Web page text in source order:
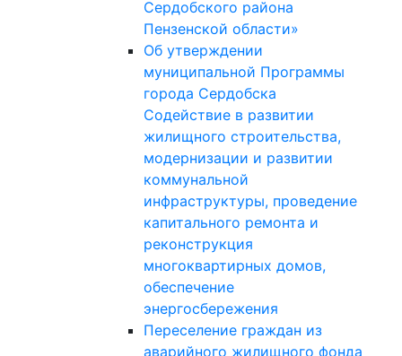
Сердобского района
Пензенской области»
Об утверждении
муниципальной Программы
города Сердобска
Содействие в развитии
жилищного строительства,
модернизации и развитии
коммунальной
инфраструктуры, проведение
капитального ремонта и
реконструкция
многоквартирных домов,
обеспечение
энергосбережения
Переселение граждан из
аварийного жилищного фонда